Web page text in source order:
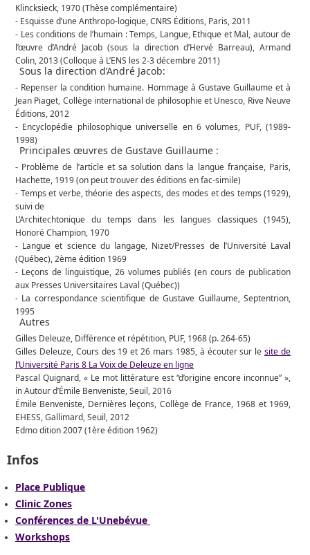
Klincksieck, 1970 (Thèse complémentaire)
- Esquisse d’une Anthropo-logique, CNRS Éditions, Paris, 2011
- Les conditions de l’humain : Temps, Langue, Ethique et Mal, autour de
l’œuvre d’André Jacob (sous la direction d’Hervé Barreau), Armand
Colin, 2013 (Colloque à L’ENS les 2-3 décembre 2011)
Sous la direction d’André Jacob:
- Repenser la condition humaine. Hommage à Gustave Guillaume et à
Jean Piaget, Collège international de philosophie et Unesco, Rive Neuve
Éditions, 2012
- Encyclopédie philosophique universelle en 6 volumes, PUF, (1989-
1998)
Principales œuvres de Gustave Guillaume :
- Problème de l’article et sa solution dans la langue française, Paris,
Hachette, 1919 (on peut trouver des éditions en fac-simile)
- Temps et verbe, théorie des aspects, des modes et des temps (1929),
suivi de
L’Architechtonique du temps dans les langues classiques (1945),
Honoré Champion, 1970
- Langue et science du langage, Nizet/Presses de l’Université Laval
(Québec), 2ème édition 1969
- Leçons de linguistique, 26 volumes publiés (en cours de publication
aux Presses Universitaires Laval (Québec))
- La correspondance scientifique de Gustave Guillaume, Septentrion,
1995
Autres
Gilles Deleuze, Différence et répétition, PUF, 1968 (p. 264-65)
Gilles Deleuze, Cours des 19 et 26 mars 1985, à écouter sur lesite de
l’Université Paris 8 La Voix de Deleuze en ligne
Pascal Quignard, « Le mot littérature est “d’origine encore inconnue” »,
in Autour d’Émile Benveniste, Seuil, 2016
Émile Benveniste, Dernières leçons, Collège de France, 1968 et 1969,
EHESS, Gallimard, Seuil, 2012
Edmo dition 2007 (1ère édition 1962)
Infos
Place Publique
Clinic Zones
Conférences de L'Unebévue
Workshops